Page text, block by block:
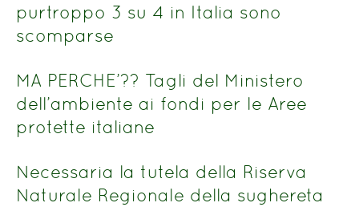
purtroppo 3 su 4 in Italia sono
scomparse
MA PERCHE’?? Tagli del Ministero
dell’ambiente ai fondi per le Aree
protette italiane
Necessaria la tutela della Riserva
Naturale Regionale della sughereta